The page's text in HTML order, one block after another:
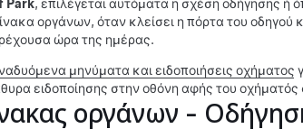
Park, επιλέγεται αυτόματα η σχέση οδήγησης ή
οργάνων, όταν κλείσει η πόρτα του οδηγού
ώρα της ημέρας.
μηνύματα και ειδοποιήσεις οχήματος
ειδοποίησης στην οθόνη αφής του οχήματός
οργάνων -